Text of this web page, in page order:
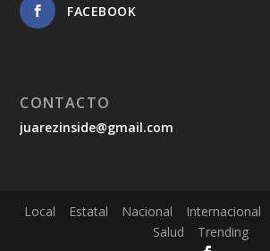
FACEBOOK
CONTACTO
juarezinside@gmail.com
Local Estatal Nacional Internacional
Salud
Trending